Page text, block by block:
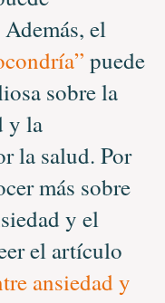
el
puede
sobre la
y la
la salud. Por
más sobre
y el
el artículo
ansiedad y